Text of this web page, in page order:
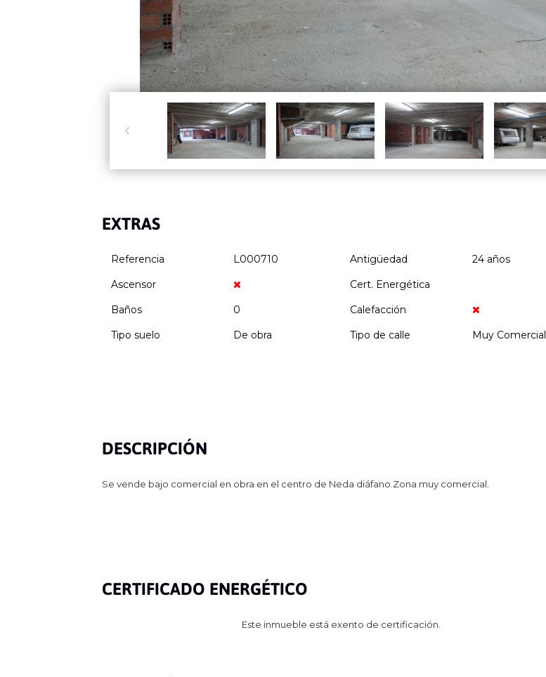

EXTRAS
Referencia L000710 Antigüedad 24 años
Ascensor
Cert. Energética
Baños 0 Calefacción
Tipo suelo
De obra Tipo de calle Muy Comercial
DESCRIPCIÓN
Se vende bajo comercial en obra en el centro de Neda diáfano.Zona muy comercial.
CERTIFICADO ENERGÉTICO
Este inmueble está exento de certificación.